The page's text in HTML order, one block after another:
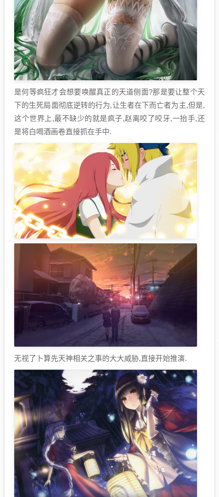
是何等疯狂才会想要唤醒真正的天道侧面?那是要让整个天
下的生死局面彻底逆转的行为,让生者在下而亡者为主,但是,
这个世界上,最不缺少的就是疯子,赵离咬了咬牙,一抬手,还
是将白喝酒画卷直接抓在手中.
无视了卜算先天神相关之事的大大威胁,直接开始推演.